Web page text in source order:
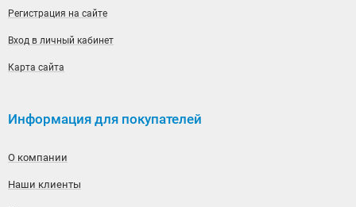
Регистрация на сайте
Вход в личный кабинет
Карта сайта
Информация для покупателей
О компании
Наши клиенты